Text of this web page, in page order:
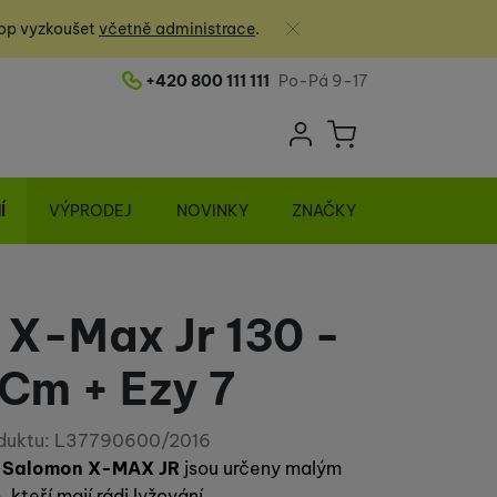
vyzkoušet včetně administrace.
Zavřít
Telefonní číslo
+420 800 111 111 Po-Pá 9-17
Uživatelská
Přihlásit se
Košík
VÝPRODEJ NOVINKY ZNAČKY
Max Jr 130 -
+ Ezy 7
L37790600/2016
Salomon X-MAX JR jsou určeny malým